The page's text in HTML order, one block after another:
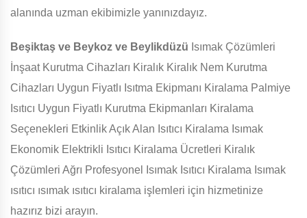
alanında uzman ekibimizle yanınızdayız.
Beşiktaş ve Beykoz ve Beylikdüzü Isımak Çözümleri
İnşaat Kurutma Cihazları Kiralık Kiralık Nem Kurutma
Cihazları Uygun Fiyatlı Isıtma Ekipmanı Kiralama Palmiye
Isıtıcı Uygun Fiyatlı Kurutma Ekipmanları Kiralama
Seçenekleri Etkinlik Açık Alan Isıtıcı Kiralama Isımak
Ekonomik Elektrikli Isıtıcı Kiralama Ücretleri Kiralık
Çözümleri Ağrı Profesyonel Isımak Isıtıcı Kiralama Isımak
ısıtıcı ısımak ısıtıcı kiralama işlemleri için hizmetinize
hazırız bizi arayın.